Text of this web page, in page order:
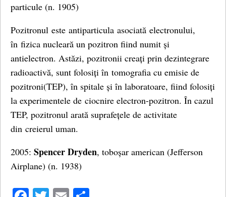
particule (n. 1905)
Pozitronul este antiparticula asociată electronului,
în fizica nucleară un pozitron fiind numit și
antielectron. Astăzi, pozitronii creați prin dezintegrare
radioactivă, sunt folosiți în tomografia cu emisie de
pozitroni(TEP), în spitale și în laboratoare, fiind folosiți
la experimentele de ciocnire electron-pozitron. În cazul
TEP, pozitronul arată suprafețele de activitate
din creierul uman.
2005: Spencer Dryden, toboșar american (Jefferson
Airplane) (n. 1938)